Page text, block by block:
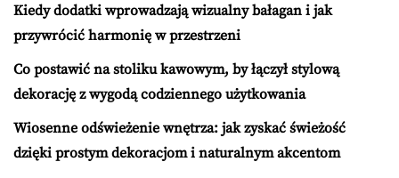
Kiedy dodatki wprowadzają wizualny bałagan i jak
przywrócić harmonię w przestrzeni
Co postawić na stoliku kawowym, by łączył stylową
dekorację z wygodą codziennego użytkowania
Wiosenne odświeżenie wnętrza: jak zyskać świeżość
dzięki prostym dekoracjom i naturalnym akcentom